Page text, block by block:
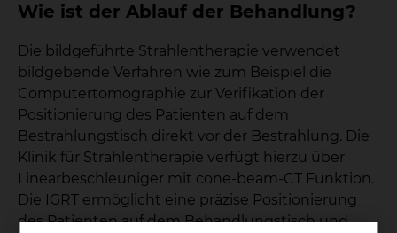
Wie ist der Ablauf der Behandlung?
Die bildgeführte Strahlentherapie verwendet
bildgebende Verfahren wie zum Beispiel die
Computertomographie zur Verifikation der
Positionierung des Patienten auf dem
Bestrahlungstisch direkt vor der Bestrahlung. Die
Klinik für Strahlentherapie verfügt hierzu über
Linearbeschleuniger mit cone-beam-CT Funktion.
Die IGRT ermöglicht eine präzise Positionierung
des Patienten auf dem Behandlungstisch und